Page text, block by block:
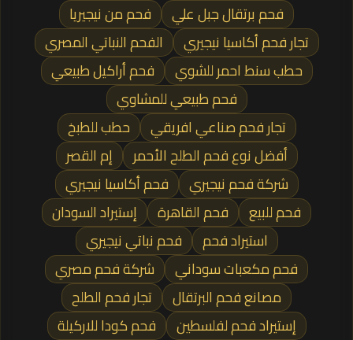
فحم برتقال جبل علي
فحم من نيجيريا
تجار فحم أكاسيا نيجيري
الفحم النباتي المصري
حطب سنط احمر للشوي
فحم أراكيل طبيعي
فحم طبيعي للمشاوي
تجار فحم صناعي افريقي
حطب للطبخ
أفضل نوع فحم الطلح الأحمر
إم القصر
شركة فحم نيجيري
فحم أكاسيا نيجيري
فحم للبيع
فحم القاهرة
إستيراد السودان
استيراد فحم
فحم نباتي نيجيري
فحم مكعبات سوداني
شركة فحم مصري
مصانع فحم البرتقال
تجار فحم الطلح
إستيراد فحم لفلسطين
فحم كودا للاركيلة